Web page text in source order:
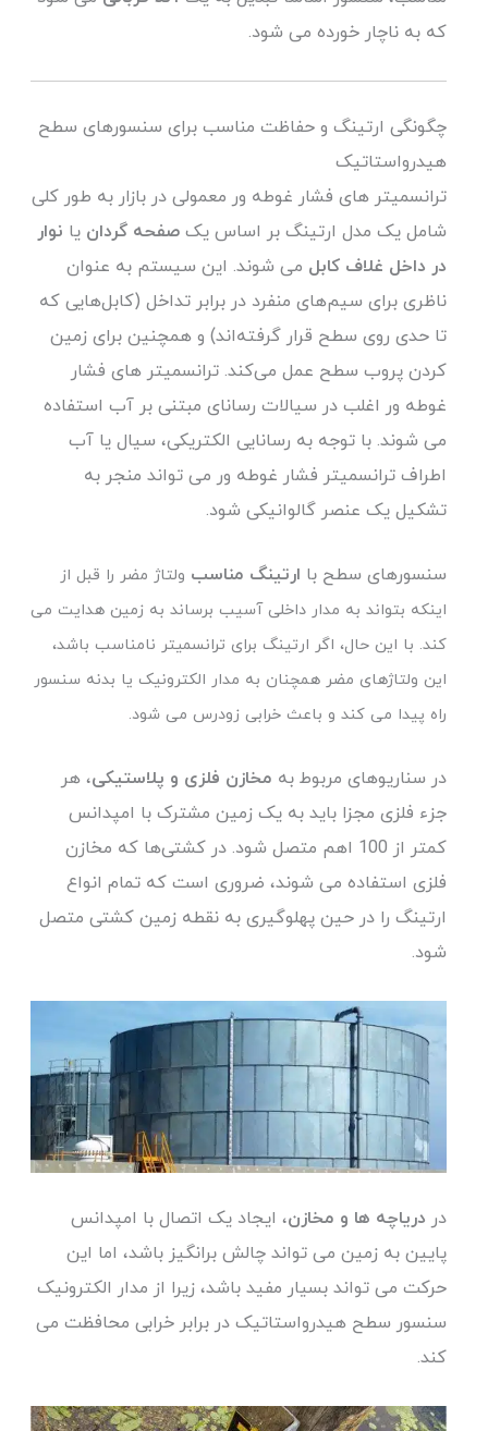
که به ناچار خورده می شود.
چگونگی ارتینگ و حفاظت مناسب برای سنسورهای سطح
هیدرواستاتیک
ترانسمیتر های فشار غوطه ور معمولی در بازار به طور کلی
شامل یک مدل ارتینگ بر اساس یک صفحه گردان یا نوار
در داخل غلاف کابل می شوند. این سیستم به عنوان
ناظری برای سیم‌های منفرد در برابر تداخل (کابل‌هایی که
تا حدی روی سطح قرار گرفته‌اند) و همچنین برای زمین
کردن پروب سطح عمل می‌کند. ترانسمیتر های فشار
غوطه ور اغلب در سیالات رسانای مبتنی بر آب استفاده
می شوند. با توجه به رسانایی الکتریکی، سیال یا آب
اطراف ترانسمیتر فشار غوطه ور می تواند منجر به
تشکیل یک عنصر گالوانیکی شود.
سنسورهای سطح با ارتینگ مناسب ولتاژ مضر را قبل از
اینکه بتواند به مدار داخلی آسیب برساند به زمین هدایت می
کند. با این حال، اگر ارتینگ برای ترانسمیتر نامناسب باشد،
این ولتاژهای مضر همچنان به مدار الکترونیک یا بدنه سنسور
راه پیدا می کند و باعث خرابی زودرس می شود.
در سناریوهای مربوط به مخازن فلزی و پلاستیکی، هر
جزء فلزی مجزا باید به یک زمین مشترک با امپدانس
کمتر از 100 اهم متصل شود. در کشتی‌ها که مخازن
فلزی استفاده می شوند، ضروری است که تمام انواع
ارتینگ را در حین پهلوگیری به نقطه زمین کشتی متصل
شود.
در دریاچه ها و مخازن، ایجاد یک اتصال با امپدانس
پایین به زمین می تواند چالش برانگیز باشد، اما این
حرکت می تواند بسیار مفید باشد، زیرا از مدار الکترونیک
سنسور سطح هیدرواستاتیک در برابر خرابی محافظت می
کند.